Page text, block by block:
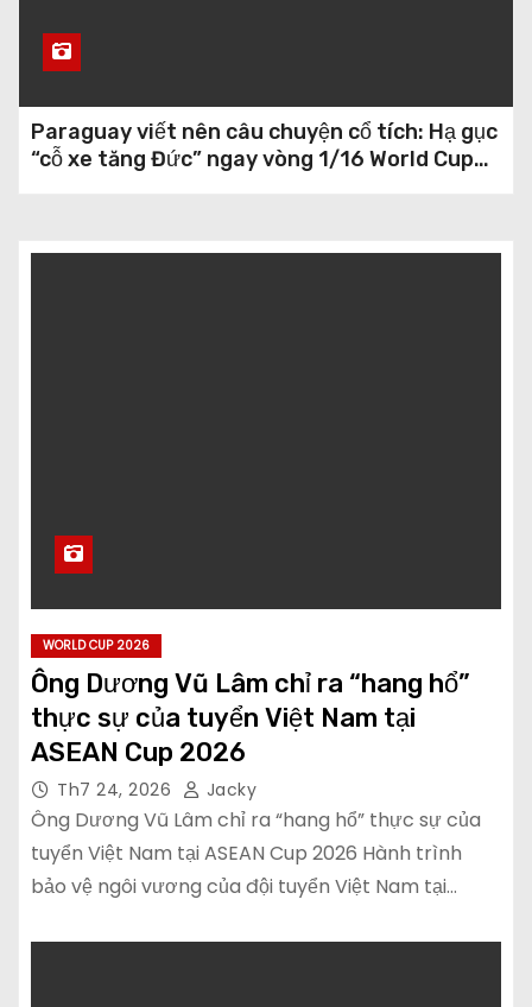
Paraguay viết nên câu chuyện cổ tích: Hạ gục
“cỗ xe tăng Đức” ngay vòng 1/16 World Cup
WORLD CUP 2026
Ông Dương Vũ Lâm chỉ ra “hang hổ”
thực sự của tuyển Việt Nam tại
ASEAN Cup 2026
Th7 24, 2026 Jacky
Ông Dương Vũ Lâm chỉ ra “hang hổ” thực sự của
tuyển Việt Nam tại ASEAN Cup 2026 Hành trình
bảo vệ ngôi vương của đội tuyển Việt Nam tại…